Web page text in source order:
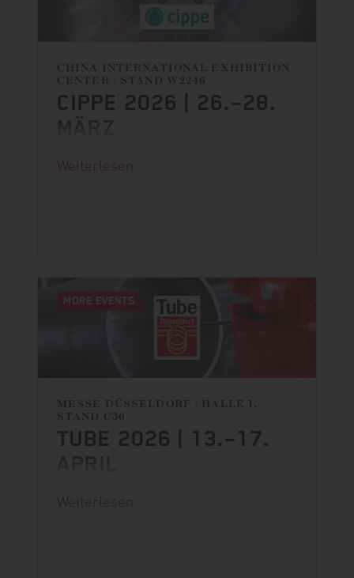
CHINA INTERNATIONAL EXHIBITION
CENTER | STAND W2246
CIPPE 2026 | 26.–28.
MÄRZ
Weiterlesen
MORE EVENTS
MESSE DÜSSELDORF | HALLE 1,
STAND C36
TUBE 2026 | 13.–17.
DANGO & DIENENTHAL ist zurück auf
Weiterlesen